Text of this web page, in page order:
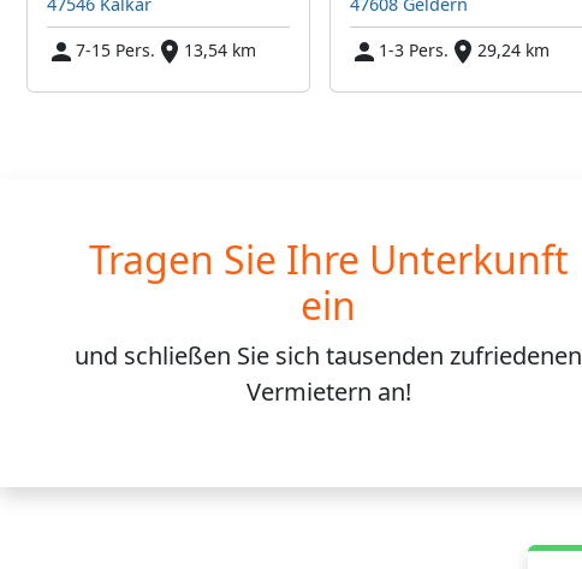
7-15 Pers.
13,54 km
1-3 Pers.
29,24 km
Tragen Sie Ihre Unterkunft
ein
und schließen Sie sichtausenden zufriedenen
Vermietern an!